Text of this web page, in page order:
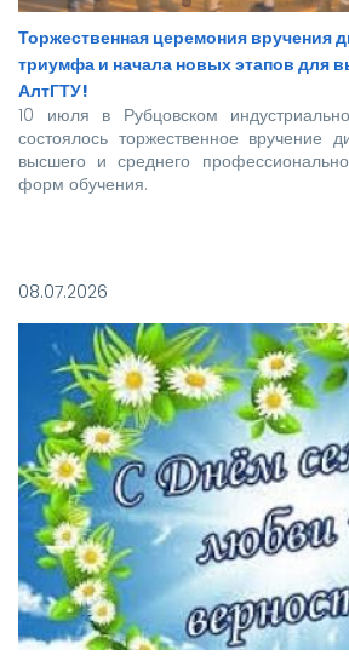
Торжественная церемония вручения
триумфа и начала новых этапов для
АлтГТУ!
10 июля в Рубцовском
состоялось торжественное вручение
высшего и среднего
форм обучения.
высококвалифицированных
стать надежной опорой и строить
страны.
08.07.2026